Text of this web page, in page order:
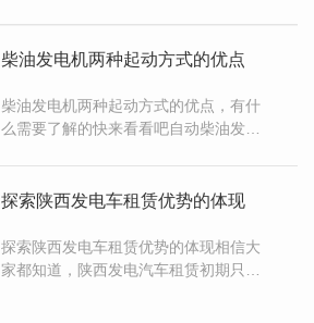
设施。用户在购...
踩下油门高速转动，来使发动机升温，
说，其实这种做法并不可取，科学的办
法是，车子点火后，用低速慢慢行驶几
比人为延长发动...
柴油发电机两种起动方式的优点
柴油发电机两种起动方式的优点，有什
么需要了解的快来看看吧自动柴油发电
启动。陕西静音发电机介绍了两种不同
陕西静音发电机手动启动:报警系统测试
正常后，控制开关转至手动位置，柴油
探索陕西发电车租赁优势的体现
探索陕西发电车租赁优势的体现相信大
家都知道，陕西发电汽车租赁初期只向